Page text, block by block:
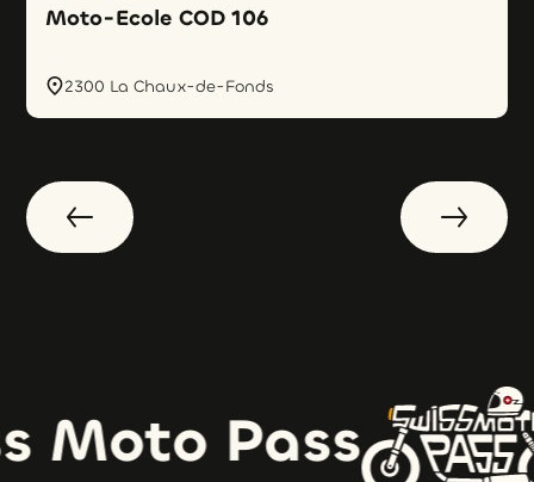
Moto-Ecole COD 106
2300 La Chaux-de-Fonds
Moto Pass